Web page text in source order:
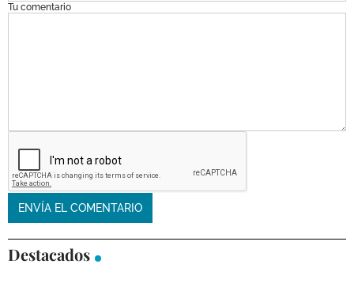
Tu comentario
Destacados